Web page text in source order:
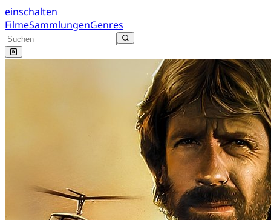
einschalten
FilmeSammlungenGenres